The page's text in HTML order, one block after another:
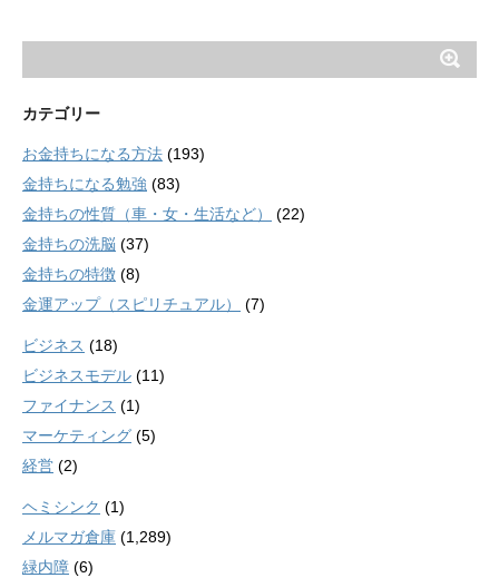
カテゴリー
お金持ちになる方法 (193)
金持ちになる勉強 (83)
金持ちの性質（車・女・生活など）
(22)
金持ちの洗脳 (37)
金持ちの特徴 (8)
金運アップ（スピリチュアル）
(7)
ビジネス (18)
ビジネスモデル (11)
ファイナンス (1)
マーケティング (5)
経営 (2)
ヘミシンク (1)
メルマガ倉庫 (1,289)
緑内障 (6)